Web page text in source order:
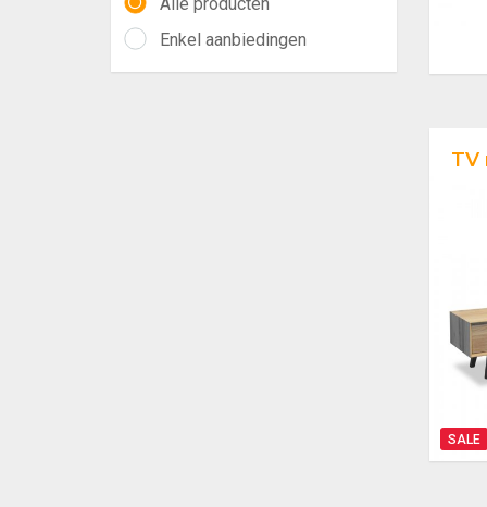
Enkel aanbiedingen
SALE
TV